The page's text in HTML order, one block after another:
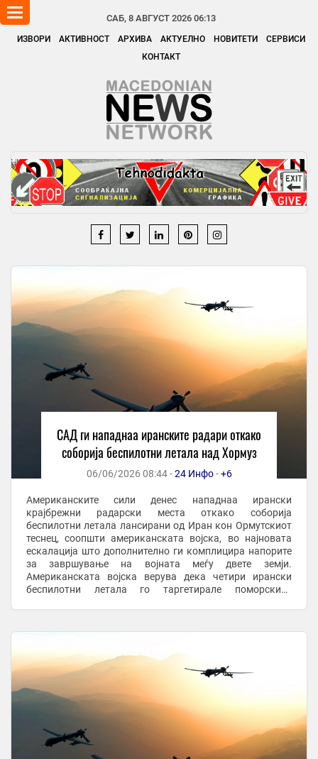
САБ, 8 АВГУСТ 2026 06:13
ИЗВОРИ АКТИВНОСТ АРХИВА АКТУЕЛНО НОВИТЕТИ
СЕРВИСИ
КОНТАКТ
Toggle
navigation
САД ги нападнаа иранските радари откако
соборија беспилотни летала над Хормуз
06/06/2026 08:44 -24 Инфо-+6
Американските сили денес нападнаа ирански
крајбрежни радарски места откако соборија
беспилотни летала лансирани од Иран кон Ормутскиот
теснец, соопшти американската војска, во најновата
ескалација што дополнително ги комплицира напорите
за завршување на војната меѓу двете земји.
Американската војска верува дека четири ирански
беспилотни летала го таргетирале поморскиот